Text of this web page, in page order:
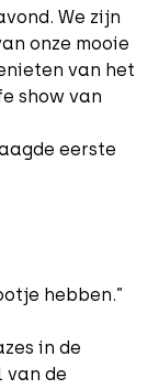
We zijn
onze mooie
van het
show van
eerste
hebben.”
in de
van de